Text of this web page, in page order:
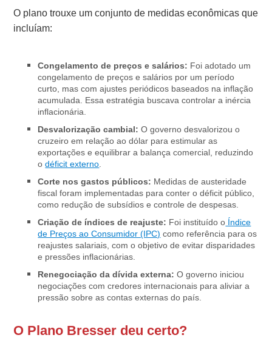
O plano trouxe um conjunto de medidas econômicas que
incluíam:
Congelamento de preços e salários: Foi adotado um
congelamento de preços e salários por um período
curto, mas com ajustes periódicos baseados na inflação
acumulada. Essa estratégia buscava controlar a inércia
inflacionária.
Desvalorização cambial: O governo desvalorizou o
cruzeiro em relação ao dólar para estimular as
exportações e equilibrar a balança comercial, reduzindo
odéficit externo.
Corte nos gastos públicos: Medidas de austeridade
fiscal foram implementadas para conter o déficit público,
como redução de subsídios e controle de despesas.
Criação de índices de reajuste: Foi instituído o Índice
de Preços ao Consumidor (IPC) como referência para os
reajustes salariais, com o objetivo de evitar disparidades
e pressões inflacionárias.
Renegociação da dívida externa: O governo iniciou
negociações com credores internacionais para aliviar a
pressão sobre as contas externas do país.
O Plano Bresser deu certo?